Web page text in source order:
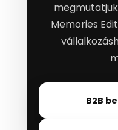
Memories
B2B